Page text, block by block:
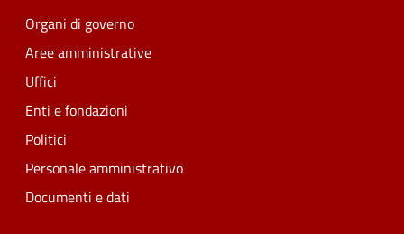
Organi di governo
Aree amministrative
Uffici
Enti e fondazioni
Politici
Personale amministrativo
Documenti e dati